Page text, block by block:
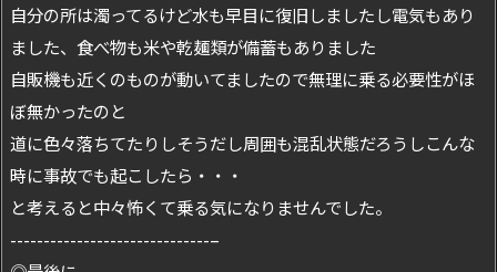
自分の所は濁ってるけど水も早目に復旧しましたし電気もあり
ました、食べ物も米や乾麺類が備蓄もありました
自販機も近くのものが動いてましたので無理に乗る必要性がほ
ぼ無かったのと
道に色々落ちてたりしそうだし周囲も混乱状態だろうしこんな
時に事故でも起こしたら・・・
と考えると中々怖くて乗る気になりませんでした。
------------------------------–